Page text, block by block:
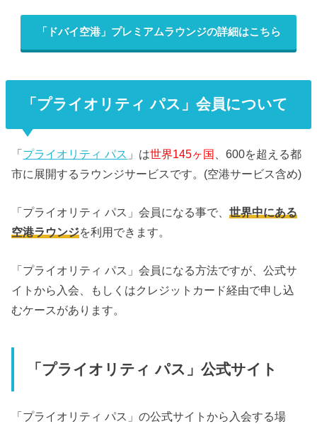
「ドバイ空港」プレミアムラウンジの詳細はこちら
「プライオリティ パス」会員について
「プライオリティ パス 」は世界145ヶ国 、600を超える都
市に展開するラウンジサービスです。(空港サービス含め)
「プライオリティ パス」会員になる事で、世界中にある
空港ラウンジを利用できます。
「プライオリティ パス」会員になる方法ですが、公式サ
イトから入会、もしくはクレジットカード経由で申し込
むケースがあります。
「プライオリティ パス」公式サイト
「プライオリティ パス」の公式サイトから入会する場